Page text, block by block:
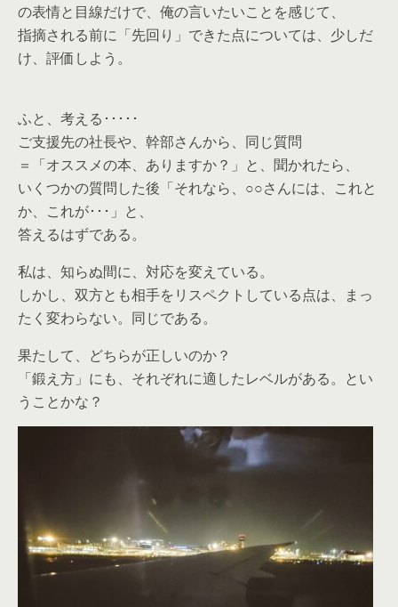
の表情と目線だけで、俺の言いたいことを感じて、
指摘される前に「先回り」できた点については、少しだ
け、評価しよう。
ふと、考える･････
ご支援先の社長や、幹部さんから、同じ質問
＝「オススメの本、ありますか？」と、聞かれたら、
いくつかの質問した後「それなら、○○さんには、これと
か、これが･･･」と、
答えるはずである。
私は、知らぬ間に、対応を変えている。
しかし、双方とも相手をリスペクトしている点は、まっ
たく変わらない。同じである。
果たして、どちらが正しいのか？
「鍛え方」にも、それぞれに適したレベルがある。とい
うことかな？